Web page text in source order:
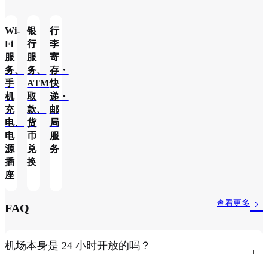
Wi-
Fi
服
务、
手
机
充
电、
电
源
插
座
银
行
服
务、
ATM
取
款、
货
币
兑
换
行
李
寄
存・
快
递・
邮
局
服
务
FAQ 查看更多
机场本身是 24 小时开放的吗？